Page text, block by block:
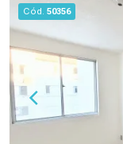
você se sentir
momento. Se você procura um imóvel bonito,
confortável e
Cassino,
estava esperando. Agende sua visita e
encantar!
Cód. 50356